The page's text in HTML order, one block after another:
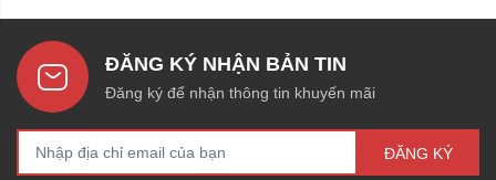
ĐĂNG KÝ NHẬN BẢN TIN
Đăng ký để nhận thông tin khuyến mãi
ĐĂNG KÝ